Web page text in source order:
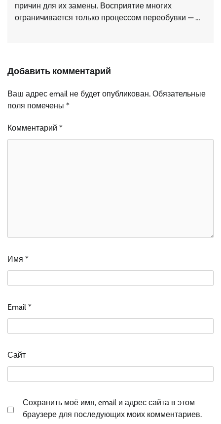
причин для их замены. Восприятие многих
ограничивается только процессом переобувки — …
Добавить комментарий
Ваш адрес email не будет опубликован. Обязательные
поля помечены *
Комментарий *
Имя *
Email *
Сайт
Сохранить моё имя, email и адрес сайта в этом
браузере для последующих моих комментариев.